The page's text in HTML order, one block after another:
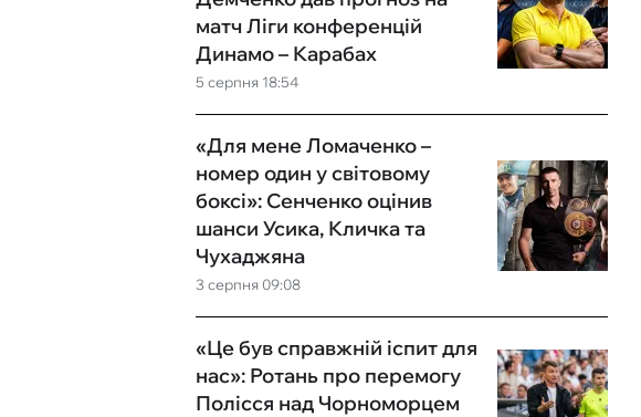
5 серпня 18:54
матч Ліги конференцій
Динамо – Карабах
3 серпня 09:08
«Для мене Ломаченко –
номер один у світовому
боксі»: Сенченко оцінив
шанси Усика, Кличка та
Чухаджяна
«Це був справжній іспит для
нас»: Ротань про перемогу
Полісся над Чорноморцем